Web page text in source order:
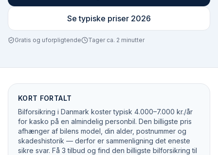
Se typiske priser 2026
Gratis og uforpligtende Tager ca. 2 minutter
KORT FORTALT
Bilforsikring i Danmark koster typisk 4.000–7.000 kr./år
for kasko på en almindelig personbil. Den billigste pris
afhænger af bilens model, din alder, postnummer og
skadeshistorik — derfor er sammenligning det eneste
sikre svar. Få 3 tilbud og find den billigste bilforsikring til